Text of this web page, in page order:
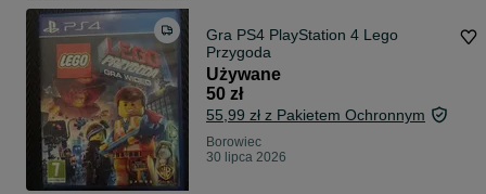
Gra PS4 PlayStation 4 Lego
Przygoda
Używane
50 zł
55,99 zł z Pakietem Ochronnym
Borowiec
30 lipca 2026